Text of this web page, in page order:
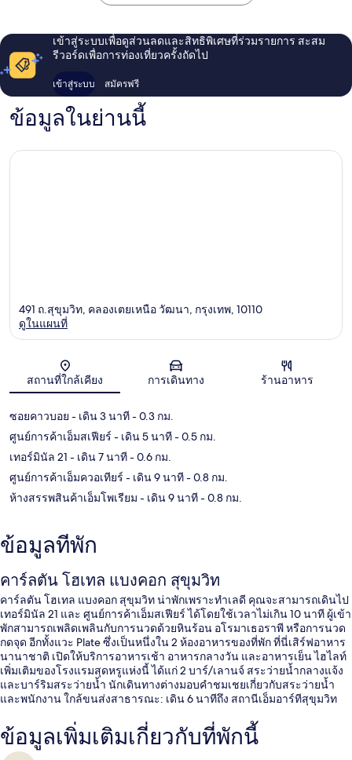
เข้าสู่ระบบเพื่อดูส่วนลดและสิทธิพิเศษที่ร่วมรายการ สะสม
รีวอร์ดเพื่อการท่องเที่ยวครั้งถัดไป
เข้าสู่ระบบ สมัครฟรี
ข้อมูลในย่านนี้
แผนที่
491 ถ.สุขุมวิท, คลองเตยเหนือ วัฒนา, กรุงเทพ, 10110
ดูในแผนที่
สถานที่ใกล้เคียง การเดินทาง ร้านอาหาร
ซอยคาวบอย - เดิน 3 นาที- 0.3 กม.
ศูนย์การค้าเอ็มสเฟียร์ - เดิน 5 นาที- 0.5 กม.
เทอร์มินัล 21 - เดิน 7 นาที- 0.6 กม.
ศูนย์การค้าเอ็มควอเทียร์ - เดิน 9 นาที- 0.8 กม.
ห้างสรรพสินค้าเอ็มโพเรียม - เดิน 9 นาที- 0.8 กม.
ข้อมูลที่พัก
คาร์ลตัน โฮเทล แบงคอก สุขุมวิท
คาร์ลตัน โฮเทล แบงคอก สุขุมวิท น่าพักเพราะทำเลดี คุณจะสามารถเดินไป
เทอร์มินัล 21 และ ศูนย์การค้าเอ็มสเฟียร์ ได้โดยใช้เวลาไม่เกิน 10 นาที ผู้เข้า
พักสามารถเพลิดเพลินกับการนวดด้วยหินร้อน อโรมาเธอราพี หรือการนวด
กดจุด อีกทั้งแวะ Plate ซึ่งเป็นหนึ่งใน 2 ห้องอาหารของที่พัก ที่นี่เสิร์ฟอาหาร
นานาชาติ เปิดให้บริการอาหารเช้า อาหารกลางวัน และอาหารเย็น ไฮไลท์
เพิ่มเติมของโรงแรมสุดหรูแห่งนี้ ได้แก่ 2 บาร์/เลานจ์ สระว่ายน้ำกลางแจ้ง
และบาร์ริมสระว่ายน้ำ นักเดินทางต่างมอบคำชมเชยเกี่ยวกับสระว่ายน้ำ
และพนักงาน ใกล้ขนส่งสาธารณะ: เดิน 6 นาทีถึง สถานีเอ็มอาร์ทีสุขุมวิท
ข้อมูลเพิ่มเติมเกี่ยวกับที่พักนี้